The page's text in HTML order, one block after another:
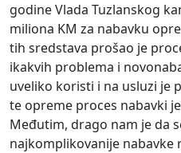
godine Vlada Tuzlanskog
miliona KM za nabavku
tih sredstava prošao je
ikakvih problema i
uveliko koristi i na usluzi je
te opreme proces nabavki
Međutim, drago nam je da
najkomplikovanije nabavke